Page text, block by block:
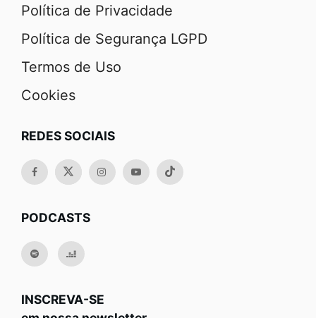
Política de Privacidade
Política de Segurança LGPD
Termos de Uso
Cookies
REDES SOCIAIS
PODCASTS
INSCREVA-SE